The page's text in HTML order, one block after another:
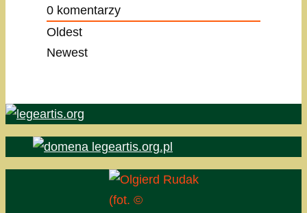
0 komentarzy
Oldest
Newest
(fot. ©